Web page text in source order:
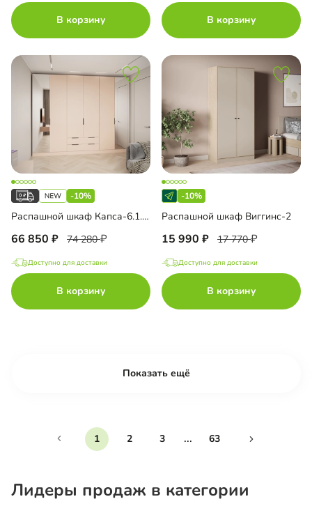
В корзину В корзину
-10%
Распашной шкаф Капса-6.1.2 с зеркалом
66 850 74 280
Доступно для доставки
В корзину
-10%
Распашной шкаф Виггинс-2
15 990 17 770
Доступно для доставки
В корзину
Показать ещё
1 2 3 ... 63
Лидеры продаж в категории